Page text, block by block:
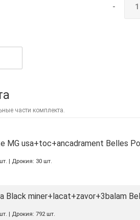
-
части комплекта.
MG usa+toc+ancadrament Belles
Дрокия: 30шт.
Black miner+lacat+zavor+3balam
Дрокия: 792шт.